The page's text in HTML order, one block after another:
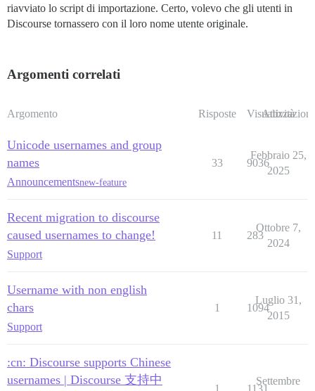
riavviato lo script di importazione. Certo, volevo che gli utenti in
Discourse tornassero con il loro nome utente originale.
Argomenti correlati
Argomento Risposte Visualizzazioni
Attività
Unicode usernames and group
names
Announcementsnew-feature
33 9036
Febbraio 25,
2025
Recent migration to discourse
caused usernames to change!
Support
11 283
Ottobre 7,
2024
Username with non english
chars
Support
1 1094
Luglio 31,
2015
:cn: Discourse supports Chinese
usernames | Discourse 支持中
Settembre